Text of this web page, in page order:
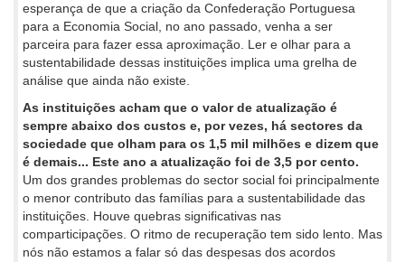
esperança de que a criação da Confederação Portuguesa
para a Economia Social, no ano passado, venha a ser
parceira para fazer essa aproximação. Ler e olhar para a
sustentabilidade dessas instituições implica uma grelha de
análise que ainda não existe.
As instituições acham que o valor de atualização é
sempre abaixo dos custos e, por vezes, há sectores da
sociedade que olham para os 1,5 mil milhões e dizem que
é demais... Este ano a atualização foi de 3,5 por cento.
Um dos grandes problemas do sector social foi principalmente
o menor contributo das famílias para a sustentabilidade das
instituições. Houve quebras significativas nas
comparticipações. O ritmo de recuperação tem sido lento. Mas
nós não estamos a falar só das despesas dos acordos